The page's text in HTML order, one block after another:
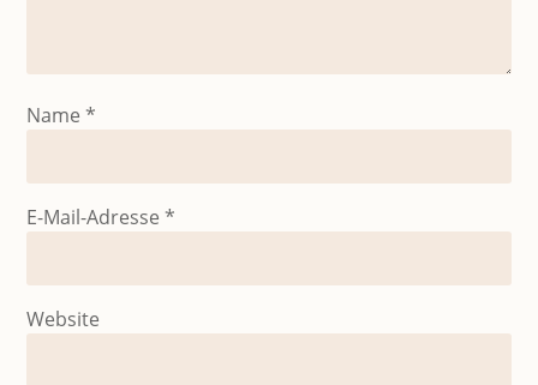
Name*
E-Mail-Adresse*
Website